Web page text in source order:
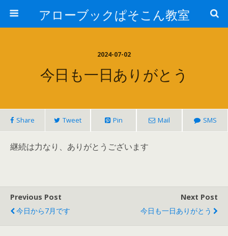
アローブックぱそこん教室
2024-07-02
今日も一日ありがとう
Share Tweet Pin Mail SMS
継続は力なり、ありがとうございます
Previous Post
今日から7月です
Next Post
今日も一日ありがとう